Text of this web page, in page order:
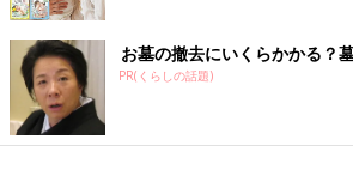
お墓の撤去にいくらかかる？
PR(くらしの話題)